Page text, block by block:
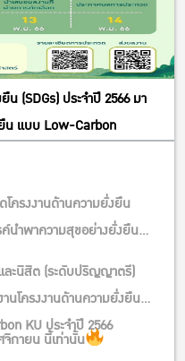
น (SDGs) ประจำปี 2566 มา
น แบบ Low-Carbon
ครงงานด้านความยั่งยืน
ค์นำพาความสุขอย่างยั่งยืน
ะนิสิต (ระดับปริญญาตรี)
นโครงงานด้านความยั่งยืน
KU ประจำปี 2566
กายน นี้เท่านั้น